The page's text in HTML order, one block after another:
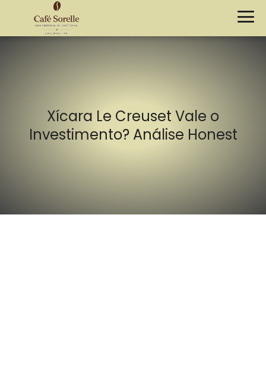
Xícara Le Creuset Vale o
Investimento? Análise Honest